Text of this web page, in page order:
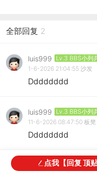
全部回复 2
luis999
Lv.3 BBS小列
1-6-2026 21:04:55 沙发
Dddddddd
luis999
Lv.3 BBS小列
11-6-2026 08:47:50 板凳
Dddddddd
点我【回复 顶